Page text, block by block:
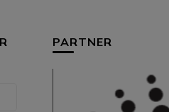
PARTNER